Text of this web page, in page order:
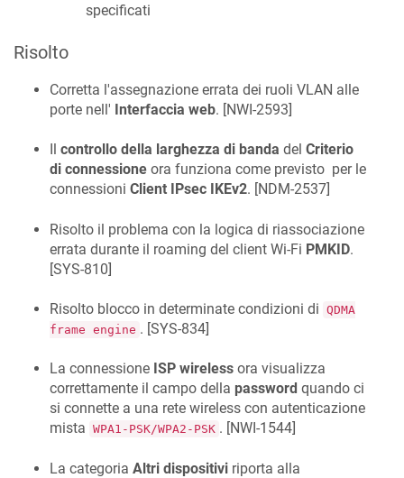
specificati
Risolto
Corretta l'assegnazione errata dei ruoli VLAN alle
porte nell' Interfaccia web. [NWI-2593]
controllo della larghezza di banda del Criterio
di connessione ora funziona come previsto per le
connessioni Client IPsec IKEv2. [NDM-2537]
Risolto il problema con la logica di riassociazione
errata durante il roaming del client Wi-Fi PMKID.
[SYS-810]
Risolto blocco in determinate condizioni di QDMA
frame engine . [SYS-834]
La connessione ISP wireless ora visualizza
correttamente il campo della password quando ci
si connette a una rete wireless con autenticazione
mista WPA1-PSK/WPA2-PSK . [NWI-1544]
La categoria Altri dispositivi riporta alla